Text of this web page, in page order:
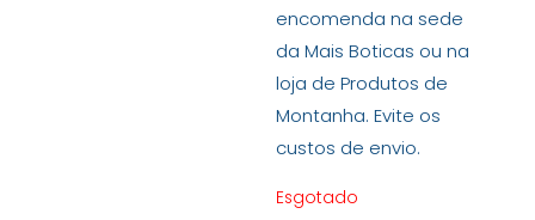
encomenda na sede
da Mais Boticas ou na
loja de Produtos de
Montanha. Evite os
custos de envio.
Esgotado